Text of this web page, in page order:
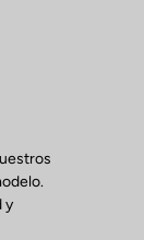
y